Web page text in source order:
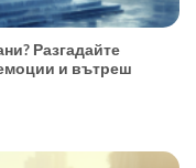
Разгадайте
и вътреш